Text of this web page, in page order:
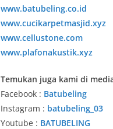
www.batubeling.co.id
www.cucikarpetmasjid.xyz
www.cellustone.com
www.plafonakustik.xyz
Temukan juga kami di
Facebook : Batubeling
Instagram : batubeling_03
Youtube : BATUBELING